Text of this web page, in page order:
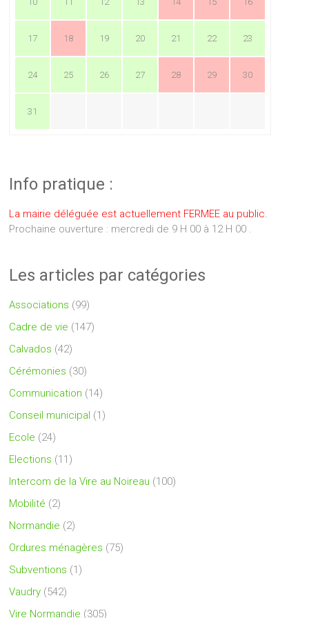
17 18 19 20 21 22 23
24 25 26 27 28 29 30
31
Info pratique :
La mairie déléguée est actuellement FERMEE au public.
Prochaine ouverture : mercredi de 9 H 00 à 12 H 00 .
Les articles par catégories
Associations (99)
Cadre de vie (147)
Calvados (42)
Cérémonies (30)
Communication (14)
Conseil municipal (1)
Ecole (24)
Elections (11)
Intercom de la Vire au Noireau (100)
Mobilité (2)
Normandie (2)
Ordures ménagères (75)
Subventions (1)
Vaudry (542)
Vire Normandie (305)